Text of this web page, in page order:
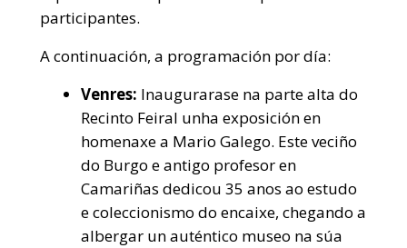
participantes.
A continuación, a programación por día:
Venres: Inaugurarase na parte alta do
Recinto Feiral unha exposición en
homenaxe a Mario Galego. Este veciño
do Burgo e antigo profesor en
Camariñas dedicou 35 anos ao estudo
e coleccionismo do encaixe, chegando a
albergar un auténtico museo na súa